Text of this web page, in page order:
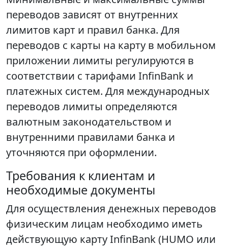
переводов зависят от внутренних
лимитов карт и правил банка. Для
переводов с карты на карту в мобильном
приложении лимиты регулируются в
соответствии с тарифами InfinBank и
платежных систем. Для международных
переводов лимиты определяются
валютным законодательством и
внутренними правилами банка и
уточняются при оформлении.
Требования к клиентам и
необходимые документы
Для осуществления денежных переводов
физическим лицам необходимо иметь
действующую карту InfinBank (HUMO или